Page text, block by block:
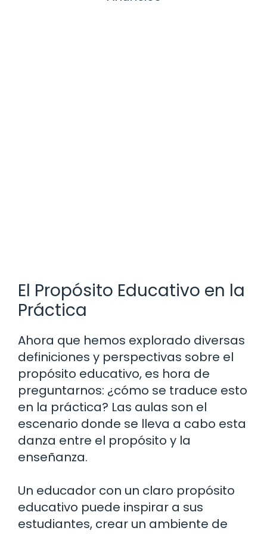
El Propósito Educativo en la
Práctica
Ahora que hemos explorado diversas
definiciones y perspectivas sobre el
propósito educativo, es hora de
preguntarnos: ¿cómo se traduce esto
en la práctica? Las aulas son el
escenario donde se lleva a cabo esta
danza entre el propósito y la
enseñanza.
Un educador con un claro propósito
educativo puede inspirar a sus
estudiantes, crear un ambiente de